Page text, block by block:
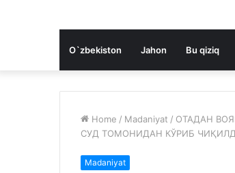
O`zbekiston Jahon Bu qiziq
Home / Madaniyat / ОТАДАН
СУД ТОМОНИДАН КЎРИБ
Madaniyat